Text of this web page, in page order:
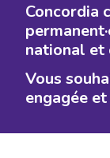
Concordia
national et
Vous
engagée